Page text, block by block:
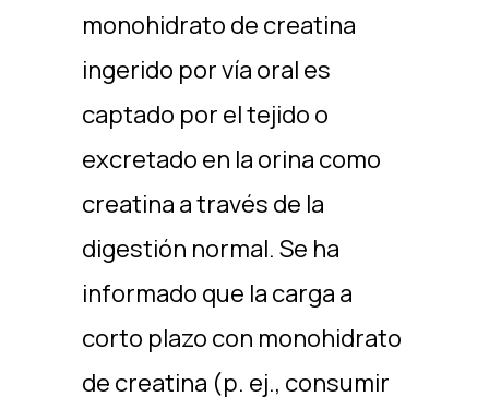
monohidrato de creatina
ingerido por vía oral es
captado por el tejido o
excretado en la orina como
creatina a través de la
digestión normal. Se ha
informado que la carga a
corto plazo con monohidrato
de creatina (p. ej., consumir